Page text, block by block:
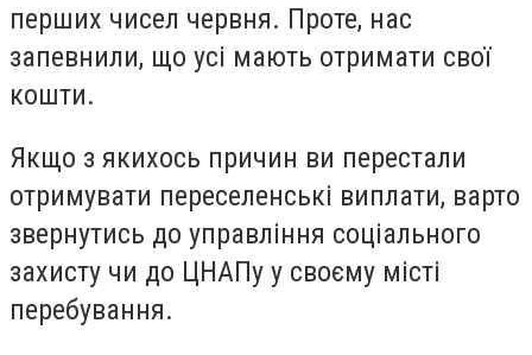
перших чисел червня. Проте, нас
запевнили, що усі мають отримати свої
кошти.
Якщо з якихось причин ви перестали
отримувати переселенські виплати, варто
звернутись до управління соціального
захисту чи до ЦНАПу у своєму місті
перебування.